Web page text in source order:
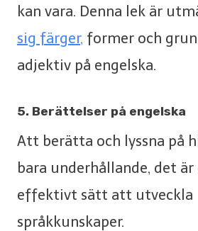
kan vara. Denna lek är
sig färger, former och
adjektiv på engelska.
5. Berättelser på engelska
Att berätta och lyssna på
bara underhållande, det
effektivt sätt att utveckla
språkkunskaper.